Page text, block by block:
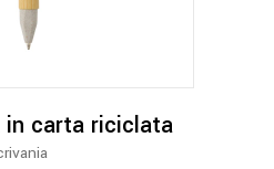
più
varianti.
opzioni
possono
essere
in carta riciclata